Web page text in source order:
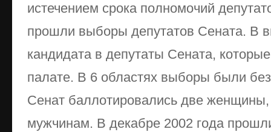
истечением срока полномочий
прошли выборы депутатов Сената. В
кандидата в депутаты Сената,
палате. В 6 областях выборы были
Сенат баллотировались две женщины,
мужчинам. В декабре 2002 года